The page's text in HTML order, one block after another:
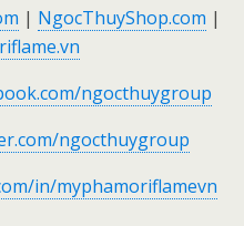
| NgocThuyShop.com |
ngocthuygroup
ngocthuygroup
in/myphamoriflamevn